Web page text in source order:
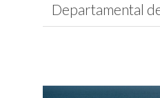
Departamental